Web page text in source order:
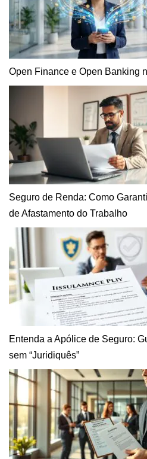
Open Finance e Open Banking
Seguro de Renda: Como
de Afastamento do Trabalho
Entenda a Apólice de Seguro:
sem “Juridiquês”